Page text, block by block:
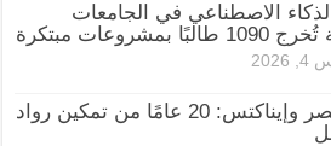
الاصطناعي في الجامعات
بمشروعات مبتكرة
أورنچ مصر وإيناكتس: 20 عامًا من تمكين رواد